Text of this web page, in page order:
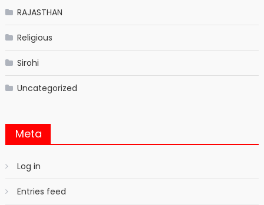
RAJASTHAN
Religious
Sirohi
Uncategorized
Meta
Log in
Entries feed